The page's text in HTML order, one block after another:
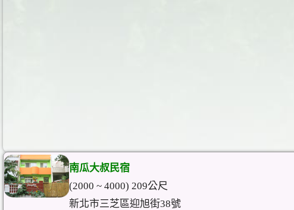
南瓜大叔民宿
(2000 ~ 4000) 209公尺
新北市三芝區迎旭街38號